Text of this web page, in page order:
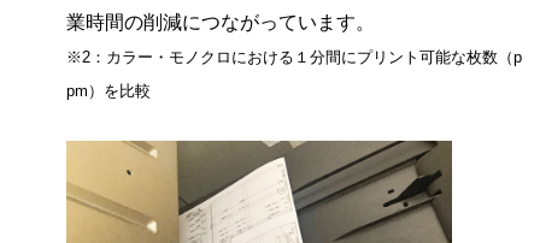
業時間の削減につながっています。
※2：カラー・モノクロにおける１分間にプリント可能な枚数（p
pm）を比較